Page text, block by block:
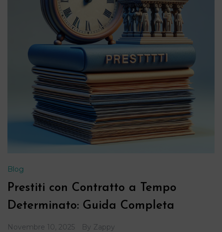
Blog
Prestiti con Contratto a Tempo
Determinato: Guida Completa
Novembre 10, 2025 By Zappy